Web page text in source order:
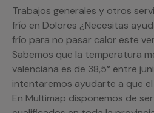
Trabajos generales y otros
frío en Dolores ¿Necesitas
frío para no pasar calor este
Sabemos que la temperatura
valenciana es de 38,5° entre
intentaremos ayudarte a que
En Multimap disponemos de